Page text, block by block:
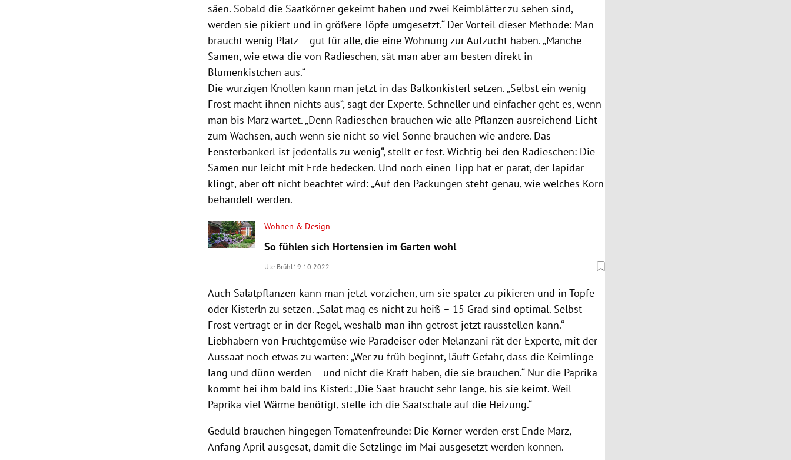
säen. Sobald die Saatkörner gekeimt haben und zwei Keimblätter zu sehen sind,
werden sie pikiert und in größere Töpfe umgesetzt.“ Der Vorteil dieser Methode: Man
braucht wenig Platz – gut für alle, die eine Wohnung zur Aufzucht haben. „Manche
Samen, wie etwa die von Radieschen, sät man aber am besten direkt in
Blumenkistchen aus.“
Die würzigen Knollen kann man jetzt in das Balkonkisterl setzen. „Selbst ein wenig
Frost macht ihnen nichts aus“, sagt der Experte. Schneller und einfacher geht es, wenn
man bis März wartet. „Denn Radieschen brauchen wie alle Pflanzen ausreichend Licht
zum Wachsen, auch wenn sie nicht so viel Sonne brauchen wie andere. Das
Fensterbankerl ist jedenfalls zu wenig“, stellt er fest. Wichtig bei den Radieschen: Die
Samen nur leicht mit Erde bedecken. Und noch einen Tipp hat er parat, der lapidar
klingt, aber oft nicht beachtet wird: „Auf den Packungen steht genau, wie welches Korn
behandelt werden.
Wohnen & Design
So fühlen sich Hortensien im Garten wohl
Ute Brühl 19.10.2022
Auch Salatpflanzen kann man jetzt vorziehen, um sie später zu pikieren und in Töpfe
oder Kisterln zu setzen. „Salat mag es nicht zu heiß – 15 Grad sind optimal. Selbst
Frost verträgt er in der Regel, weshalb man ihn getrost jetzt rausstellen kann.“
Liebhabern von Fruchtgemüse wie Paradeiser oder Melanzani rät der Experte, mit der
Aussaat noch etwas zu warten: „Wer zu früh beginnt, läuft Gefahr, dass die Keimlinge
lang und dünn werden – und nicht die Kraft haben, die sie brauchen.“ Nur die Paprika
kommt bei ihm bald ins Kisterl: „Die Saat braucht sehr lange, bis sie keimt. Weil
Paprika viel Wärme benötigt, stelle ich die Saatschale auf die Heizung.“
Geduld brauchen hingegen Tomatenfreunde: Die Körner werden erst Ende März,
Anfang April ausgesät, damit die Setzlinge im Mai ausgesetzt werden können.